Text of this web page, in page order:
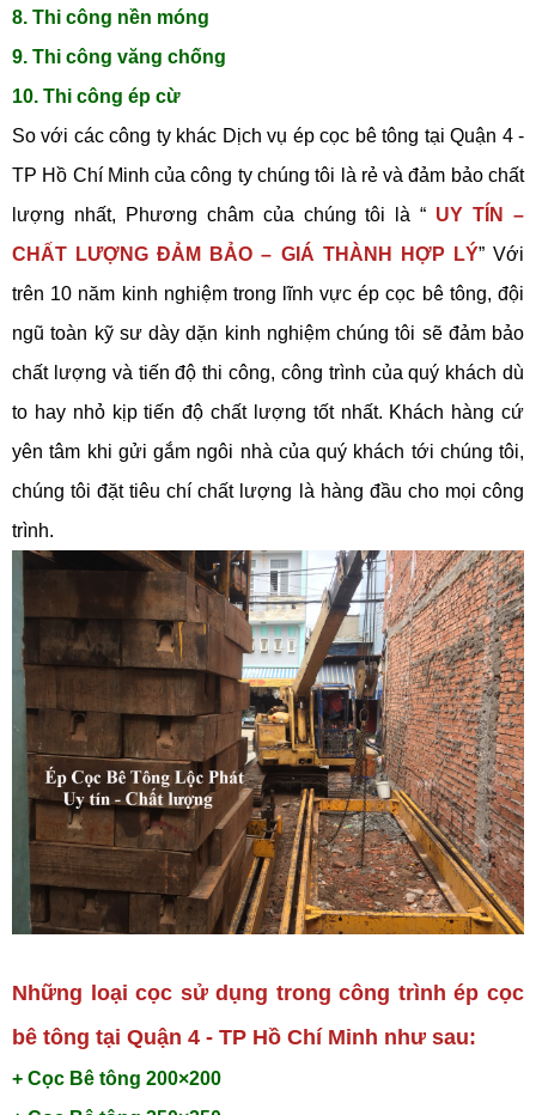
8. Thi công nền móng
9. Thi công văng chống
10. Thi công ép cừ
So với các công ty khác Dịch vụ ép cọc bê tông tại Quận 4 -
TP Hồ Chí Minh của công ty chúng tôi là rẻ và đảm bảo chất
lượng nhất, Phương châm của chúng tôi là “ UY TÍN –
CHẤT LƯỢNG ĐẢM BẢO – GIÁ THÀNH HỢP LÝ” Với
trên 10 năm kinh nghiệm trong lĩnh vực ép cọc bê tông, đội
ngũ toàn kỹ sư dày dặn kinh nghiệm chúng tôi sẽ đảm bảo
chất lượng và tiến độ thi công, công trình của quý khách dù
to hay nhỏ kịp tiến độ chất lượng tốt nhất. Khách hàng cứ
yên tâm khi gửi gắm ngôi nhà của quý khách tới chúng tôi,
chúng tôi đặt tiêu chí chất lượng là hàng đầu cho mọi công
trình.
Những loại cọc sử dụng trong công trình ép cọc
bê tông tại Quận 4 - TP Hồ Chí Minh như sau:
+ Cọc Bê tông 200×200